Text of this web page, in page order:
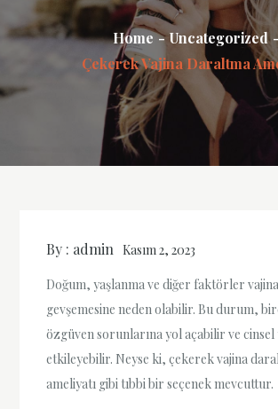
Home
Uncategorized
Çekerek Vajina Daraltma
By : admin Kasım 2, 2023
Doğum, yaşlanma ve diğer faktörler
gevşemesine neden olabilir. Bu durum,
özgüven sorunlarına yol açabilir ve
etkileyebilir. Neyse ki, çekerek vajina
ameliyatı gibi tıbbi bir seçenek mevcuttur.